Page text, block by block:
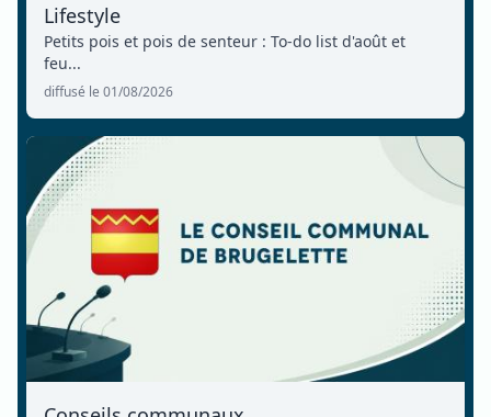
Lifestyle
Petits pois et pois de senteur : To-do list d'août et
feu...
diffusé le 01/08/2026